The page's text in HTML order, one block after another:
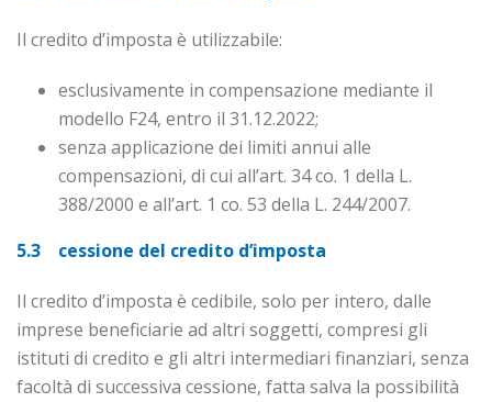
Il credito d’imposta è utilizzabile:
esclusivamente in compensazione mediante il
modello F24, entro il 31.12.2022;
senza applicazione dei limiti annui alle
compensazioni, di cui all’art. 34 co. 1 della L.
388/2000 e all’art. 1 co. 53 della L. 244/2007.
5.3 cessione del credito d’imposta
Il credito d’imposta è cedibile, solo per intero, dalle
imprese beneficiarie ad altri soggetti, compresi gli
istituti di credito e gli altri intermediari finanziari, senza
facoltà di successiva cessione, fatta salva la possibilità